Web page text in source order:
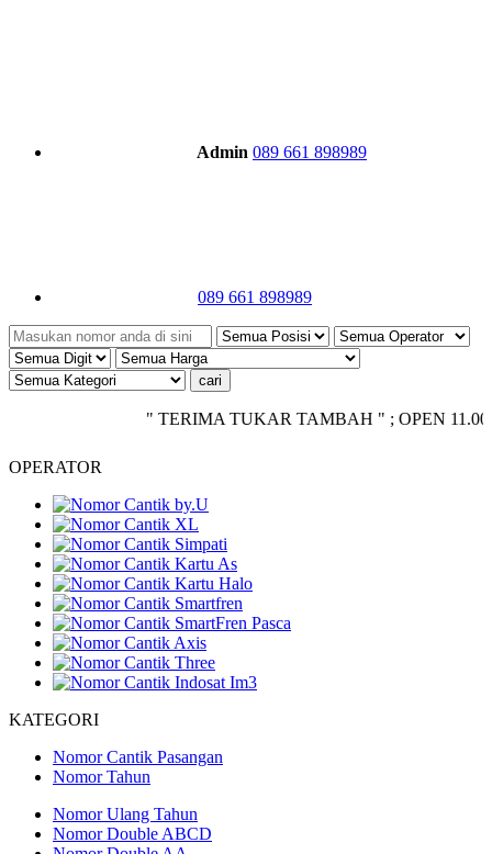
Admin 089 661 898989
089 661 898989
" TERIMA TUKAR TAMBAH " ; OPEN 11.00 -
OPERATOR
KATEGORI
Nomor Cantik Pasangan
Nomor Tahun
Nomor Ulang Tahun
Nomor Double ABCD